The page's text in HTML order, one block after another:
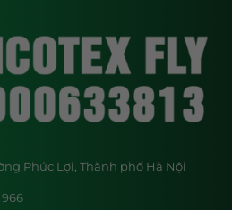
Phúc Lợi, Thành phố Hà Nội
966